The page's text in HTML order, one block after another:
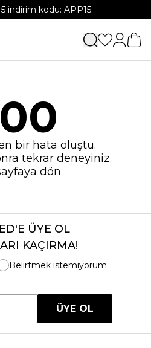
indirim kodu: APP15
bir hata oluştu.
tekrar deneyiniz.
dön
ÜYE OL
KAÇIRMA!
Belirtmek istemiyorum
ÜYE OL